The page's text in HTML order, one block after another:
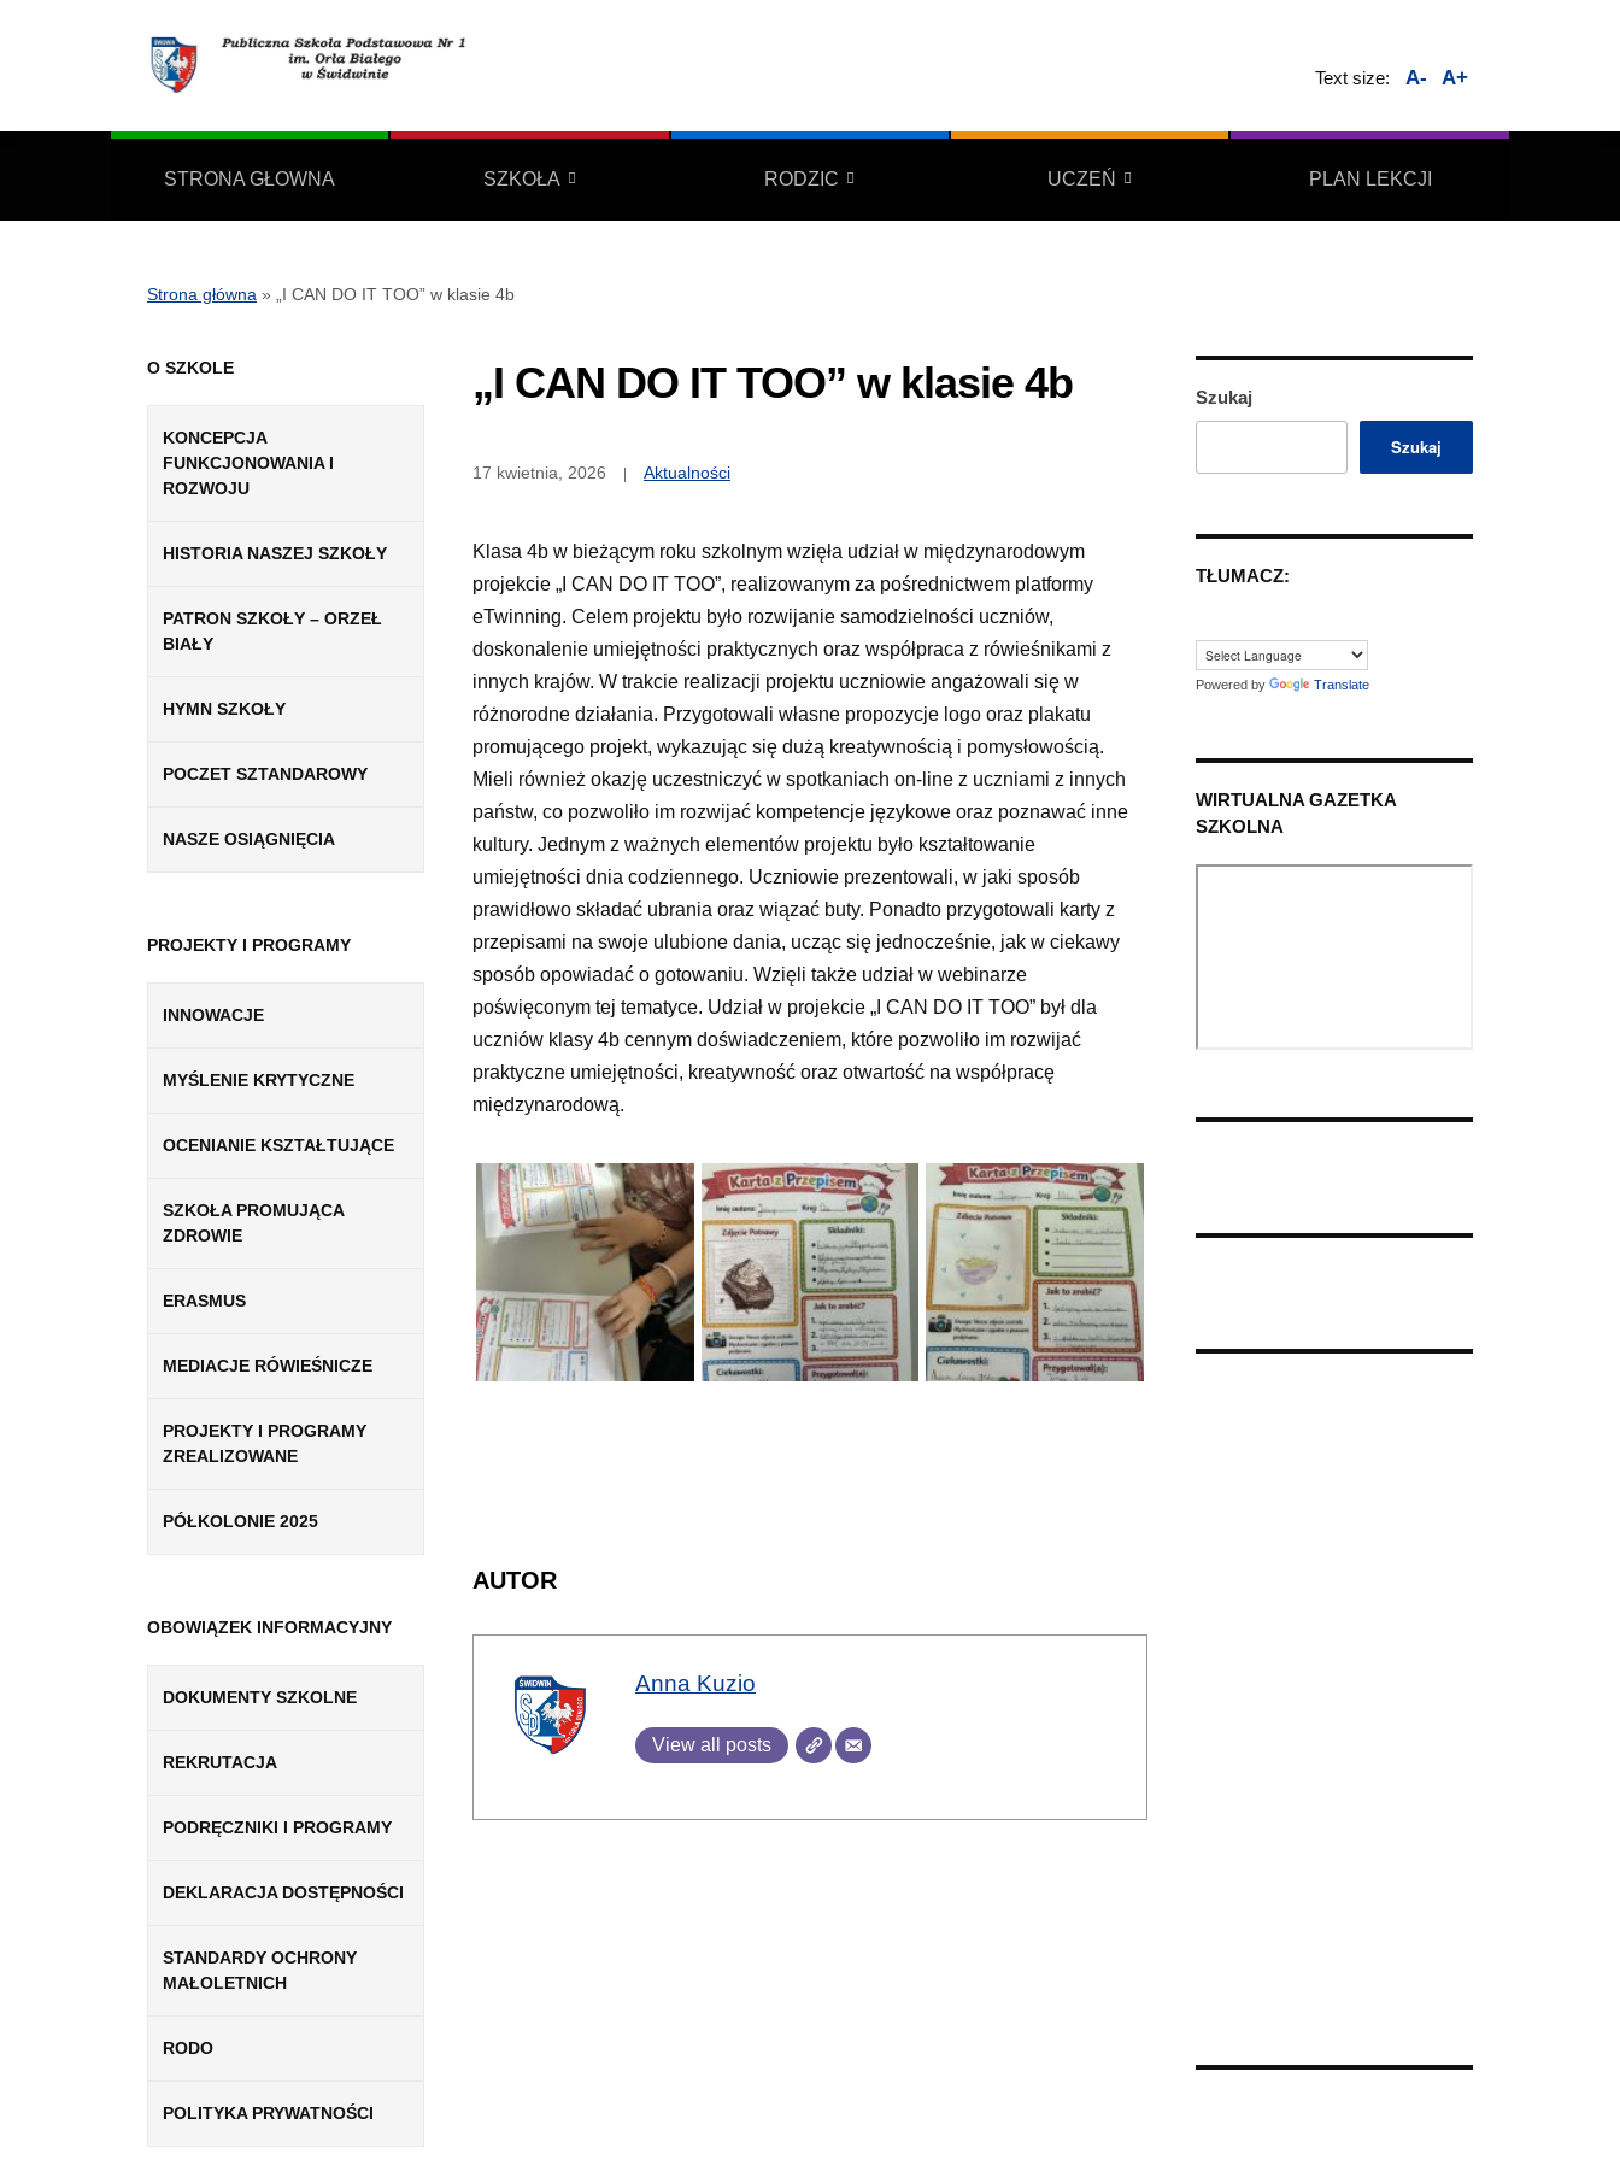
Text size: A- A+
STRONA GŁOWNA SZKOŁA RODZIC UCZEŃ PLAN LEKCJI
Strona główna » „I CAN DO IT TOO” w klasie 4b
O SZKOLE
KONCEPCJA
FUNKCJONOWANIA I
ROZWOJU
HISTORIA NASZEJ SZKOŁY
PATRON SZKOŁY – ORZEŁ
BIAŁY
HYMN SZKOŁY
POCZET SZTANDAROWY
NASZE OSIĄGNIĘCIA
PROJEKTY I PROGRAMY
INNOWACJE
MYŚLENIE KRYTYCZNE
OCENIANIE KSZTAŁTUJĄCE
SZKOŁA PROMUJĄCA
ZDROWIE
ERASMUS
MEDIACJE RÓWIEŚNICZE
PROJEKTY I PROGRAMY
ZREALIZOWANE
PÓŁKOLONIE 2025
OBOWIĄZEK INFORMACYJNY
DOKUMENTY SZKOLNE
REKRUTACJA
PODRĘCZNIKI I PROGRAMY
DEKLARACJA DOSTĘPNOŚCI
STANDARDY OCHRONY
MAŁOLETNICH
RODO
POLITYKA PRYWATNOŚCI
„I CAN DO IT TOO” w klasie 4b
17 kwietnia, 2026 Aktualności
Klasa 4b w bieżącym roku szkolnym wzięła udział w międzynarodowym
projekcie „I CAN DO IT TOO”, realizowanym za pośrednictwem platformy
eTwinning. Celem projektu było rozwijanie samodzielności uczniów,
doskonalenie umiejętności praktycznych oraz współpraca z rówieśnikami z
innych krajów. W trakcie realizacji projektu uczniowie angażowali się w
różnorodne działania. Przygotowali własne propozycje logo oraz plakatu
promującego projekt, wykazując się dużą kreatywnością i pomysłowością.
Mieli również okazję uczestniczyć w spotkaniach on-line z uczniami z innych
państw, co pozwoliło im rozwijać kompetencje językowe oraz poznawać inne
kultury. Jednym z ważnych elementów projektu było kształtowanie
umiejętności dnia codziennego. Uczniowie prezentowali, w jaki sposób
prawidłowo składać ubrania oraz wiązać buty. Ponadto przygotowali karty z
przepisami na swoje ulubione dania, ucząc się jednocześnie, jak w ciekawy
sposób opowiadać o gotowaniu. Wzięli także udział w webinarze
poświęconym tej tematyce. Udział w projekcie „I CAN DO IT TOO” był dla
uczniów klasy 4b cennym doświadczeniem, które pozwoliło im rozwijać
praktyczne umiejętności, kreatywność oraz otwartość na współpracę
międzynarodową.
AUTOR
Anna Kuzio
View all posts
Szukaj
Szukaj
TŁUMACZ:
Powered by Translate
WIRTUALNA GAZETKA
SZKOLNA